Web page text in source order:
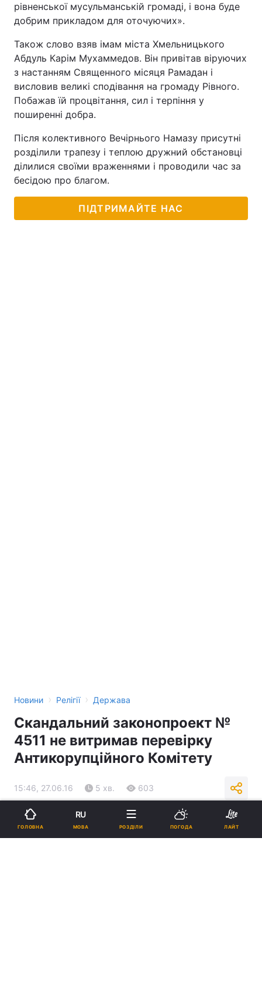
рівненської мусульманській громаді, і вона буде
добрим прикладом для оточуючих».
Також слово взяв імам міста Хмельницького
Абдуль Карім Мухаммедов. Він привітав віруючих
з настанням Священного місяця Рамадан і
висловив великі сподівання на громаду Рівного.
Побажав їй процвітання, сил і терпіння у
поширенні добра.
Після колективного Вечірнього Намазу присутні
розділили трапезу і теплою дружний обстановці
ділилися своїми враженнями і проводили час за
бесідою про благом.
ПІДТРИМАЙТЕ НАС
Новини › Релігії › Держава
Скандальний законопроект №
4511 не витримав перевірку
Антикорупційного Комітету
15:46, 27.06.16 5 хв. 603
Підпишіться на нас в Google
ГОЛОВНА
RU
МОВА РОЗДІЛИ ПОГОДА ЛАЙТ